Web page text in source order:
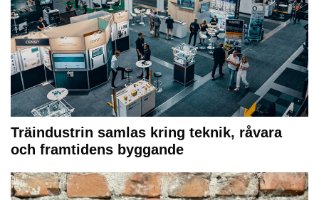
Träindustrin samlas kring teknik, råvara
och framtidens byggande